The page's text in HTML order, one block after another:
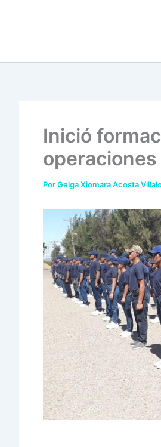
Inició
PorGelga Xiomara Acosta